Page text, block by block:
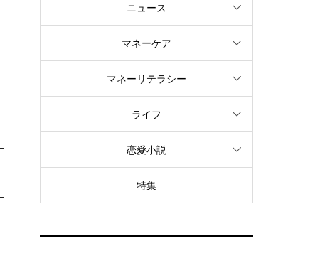
ニュース
マネーケア
マネーリテラシー
ライフ
恋愛小説
特集